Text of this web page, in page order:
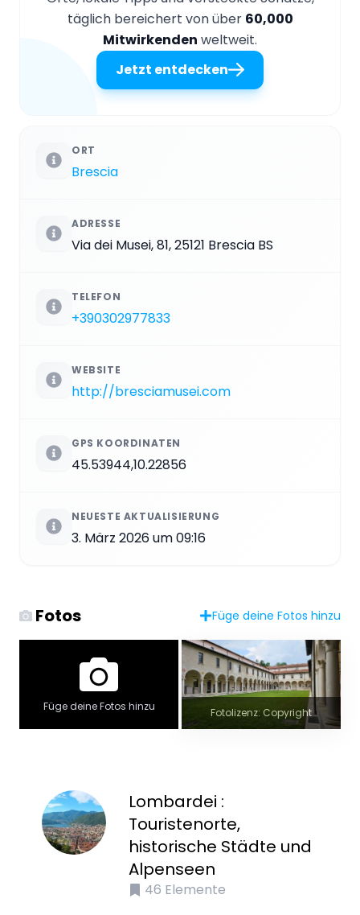
täglich bereichert von über 60,000
Mitwirkenden weltweit.
Jetzt entdecken
ORT
Brescia
ADRESSE
Via dei Musei, 81, 25121 Brescia BS
TELEFON
+390302977833
WEBSITE
http://bresciamusei.com
GPS KOORDINATEN
45.53944,10.22856
NEUESTE AKTUALISIERUNG
3. März 2026 um 09:16
Fotos Füge deine Fotos hinzu
Füge deine Fotos hinzu Fotolizenz: Copyright
Lombardei :
Touristenorte,
historische Städte und
Alpenseen
46 Elemente